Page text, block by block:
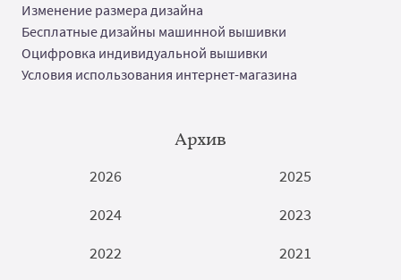
Изменение размера дизайна
Бесплатные дизайны машинной вышивки
Оцифровка индивидуальной вышивки
Условия использования интернет-магазина
Архив
2026
2025
2024
2023
2022
2021